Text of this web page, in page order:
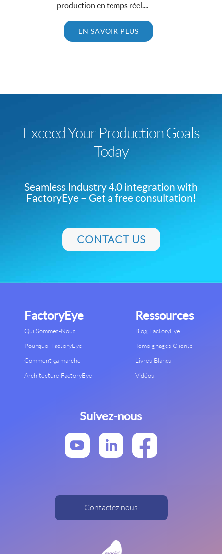
production en temps réel....
EN SAVOIR PLUS
Exceed Your Production Goals
Today
Seamless Industry 4.0 integration with
FactoryEye – Get a free consultation!
CONTACT US
FactoryEye
Qui Sommes-Nous
Pourquoi FactoryEye
Comment ça marche
Architecture FactoryEye
Ressources
Blog FactoryEye
Témoignages Clients
Livres Blancs
Vidéos
Suivez-nous
Contactez nous